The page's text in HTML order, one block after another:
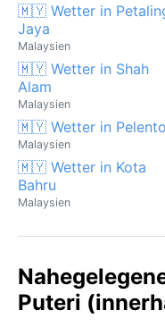
🇲🇾 Wetter in
Jaya
Malaysien
🇲🇾 Wetter in Shah
Alam
Malaysien
🇲🇾 Wetter in
Malaysien
🇲🇾 Wetter in Kota
Bahru
Malaysien
Puteri